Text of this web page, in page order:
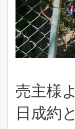
売主様
日成約